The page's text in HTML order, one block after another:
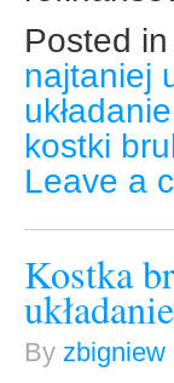
Posted in
najtaniej
kostki
Leave a
Kostka
By zbigniew